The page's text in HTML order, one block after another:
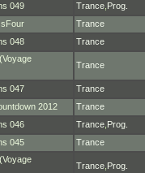
049 Trance Prog.
Trance
048
Trance
Trance
047 Trance
2012
Trance
046
Trance Prog.
045
Trance
Trance Prog.